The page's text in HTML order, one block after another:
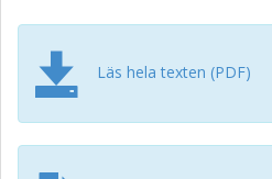
Läs hela texten (PDF)